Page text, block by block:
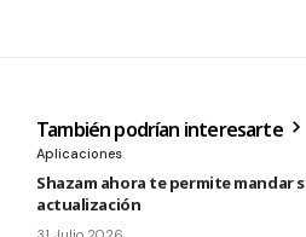
También podrían interesarte
Aplicaciones
Shazam ahora te permite mandar
actualización